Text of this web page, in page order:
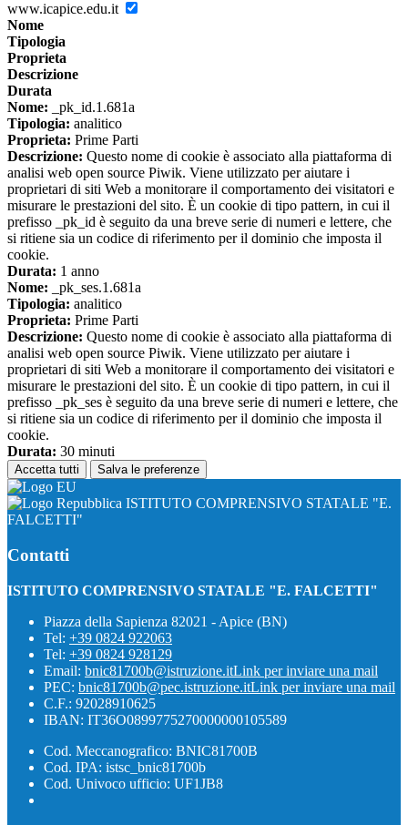
www.icapice.edu.it
Nome
Tipologia
Proprieta
Descrizione
Durata
Nome: _pk_id.1.681a
Tipologia: analitico
Proprieta: Prime Parti
Descrizione: Questo nome di cookie è associato alla piattaforma di
analisi web open source Piwik. Viene utilizzato per aiutare i
proprietari di siti Web a monitorare il comportamento dei visitatori e
misurare le prestazioni del sito. È un cookie di tipo pattern, in cui il
prefisso _pk_id è seguito da una breve serie di numeri e lettere, che
si ritiene sia un codice di riferimento per il dominio che imposta il
cookie.
Durata: 1 anno
Nome: _pk_ses.1.681a
Tipologia: analitico
Proprieta: Prime Parti
Descrizione: Questo nome di cookie è associato alla piattaforma di
analisi web open source Piwik. Viene utilizzato per aiutare i
proprietari di siti Web a monitorare il comportamento dei visitatori e
misurare le prestazioni del sito. È un cookie di tipo pattern, in cui il
prefisso _pk_ses è seguito da una breve serie di numeri e lettere, che
si ritiene sia un codice di riferimento per il dominio che imposta il
cookie.
Durata: 30 minuti
Accetta tutti Salva le preferenze
ISTITUTO COMPRENSIVO STATALE "E.
FALCETTI"
Contatti
ISTITUTO COMPRENSIVO STATALE "E. FALCETTI"
Piazza della Sapienza 82021 - Apice (BN)
Tel: +39 0824 922063
Tel: +39 0824 928129
Email: bnic81700b@istruzione.itLink per inviare una mail
PEC: bnic81700b@pec.istruzione.itLink per inviare una mail
C.F.: 92028910625
IBAN: IT36O0899775270000000105589
Cod. Meccanografico: BNIC81700B
Cod. IPA: istsc_bnic81700b
Cod. Univoco ufficio: UF1JB8